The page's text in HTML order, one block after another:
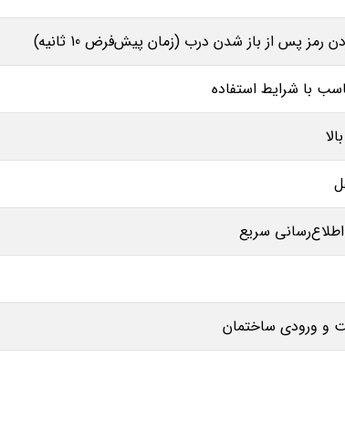
پس از باز شدن درب (زمان پیش‌فرض 10 ثانیه)
با شرایط استفاده
سریع
و ورودی ساختمان